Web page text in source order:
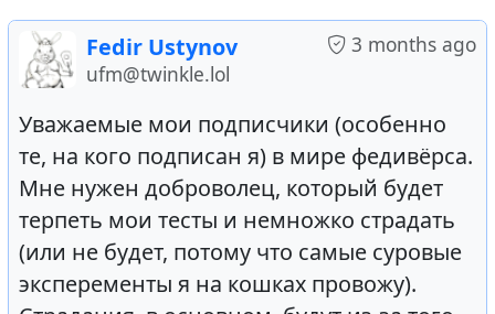
3 months ago
Fedir Ustynov
ufm@twinkle.lol
Уважаемые мои подписчики (особенно
те, на кого подписан я) в мире федивёрса.
Мне нужен доброволец, который будет
терпеть мои тесты и немножко страдать
(или не будет, потому что самые суровые
эксперементы я на кошках провожу).